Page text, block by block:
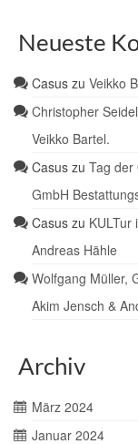
Neueste
Casus zu Veikko
Christopher Seidel
Veikko Bartel.
Casus zu Tag der
GmbH
Casus zu KULTur
Andreas Hähle
Wolfgang Müller,
Akim Jensch &
Archiv
März 2024
Januar 2024